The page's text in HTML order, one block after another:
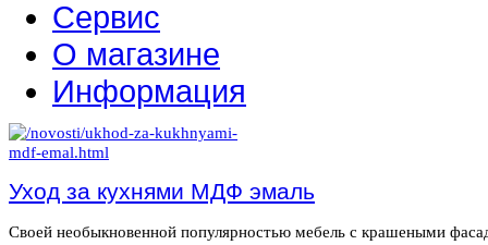
Сервис
О магазине
Информация
Уход за кухнями МДФ эмаль
Своей необыкновенной популярностью мебель с крашеными